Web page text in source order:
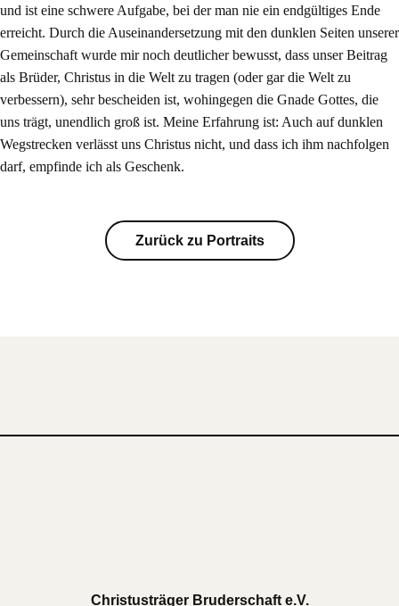
und ist eine schwere Aufgabe, bei der man nie ein endgültiges Ende
erreicht. Durch die Auseinandersetzung mit den dunklen Seiten unserer
Gemeinschaft wurde mir noch deutlicher bewusst, dass unser Beitrag
als Brüder, Christus in die Welt zu tragen (oder gar die Welt zu
verbessern), sehr bescheiden ist, wohingegen die Gnade Gottes, die
uns trägt, unendlich groß ist. Meine Erfahrung ist: Auch auf dunklen
Wegstrecken verlässt uns Christus nicht, und dass ich ihm nachfolgen
darf, empfinde ich als Geschenk.
Zurück zu Portraits
Christusträger Bruderschaft e.V.